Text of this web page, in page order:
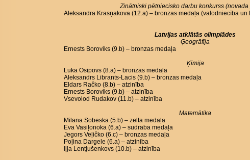
Zinātniski pētniecisko darbu konkurss (novada
Aleksandra Krasņakova (12.a) – bronzas medaļa (valodniecība un
Latvijas atklātās olimpiādes
Ģeogrāfija
Ernests Boroviks (9.b) – bronzas medaļa
Ķīmija
Luka Osipovs (8.a) – bronzas medaļa
Aleksandrs Librants-Lacis (9.b) – bronzas medaļa
Eldars Račko (8.b) – atzinība
Ernests Boroviks (9.b) – atzinība
Vsevolod Rudakov (11.b) – atzinība
Matemātika
Milana Sobeska (5.b) – zelta medaļa
Eva Vasiļonoka (6.a) – sudraba medaļa
Jegors Veļičko (6.c) – bronzas medaļa
Poļina Dargele (6.a) – atzinība
Iļja Lentjušenkovs (10.b) – atzinība